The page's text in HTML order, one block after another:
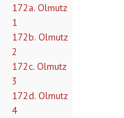
172a. Olmutz
1
172b. Olmutz
2
172c. Olmutz
3
172d. Olmutz
4